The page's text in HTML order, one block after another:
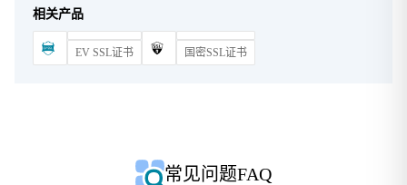
相关产品
EV SSL证书 国密SSL证书
常见问题FAQ